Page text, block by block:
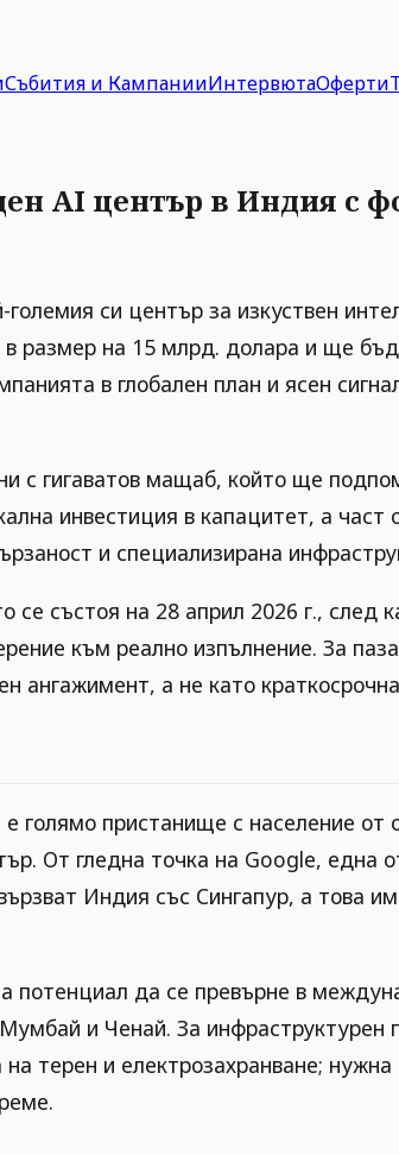
Събития и КампанииИнтервютаОферти
AI център в Индия с
си център за изкуствен
размер на 15 млрд. долара и ще
в глобален план и ясен
с гигаватов мащаб, който ще
инвестиция в капацитет, а
и специализирана
състоя на 28 април 2026 г.,
към реално изпълнение. За
ангажимент, а не като
голямо пристанище с население
От гледна точка на Google, една
Индия със Сингапур, а това
потенциал да се превърне в
и Ченай. За инфраструктурен
терен и електрозахранване;